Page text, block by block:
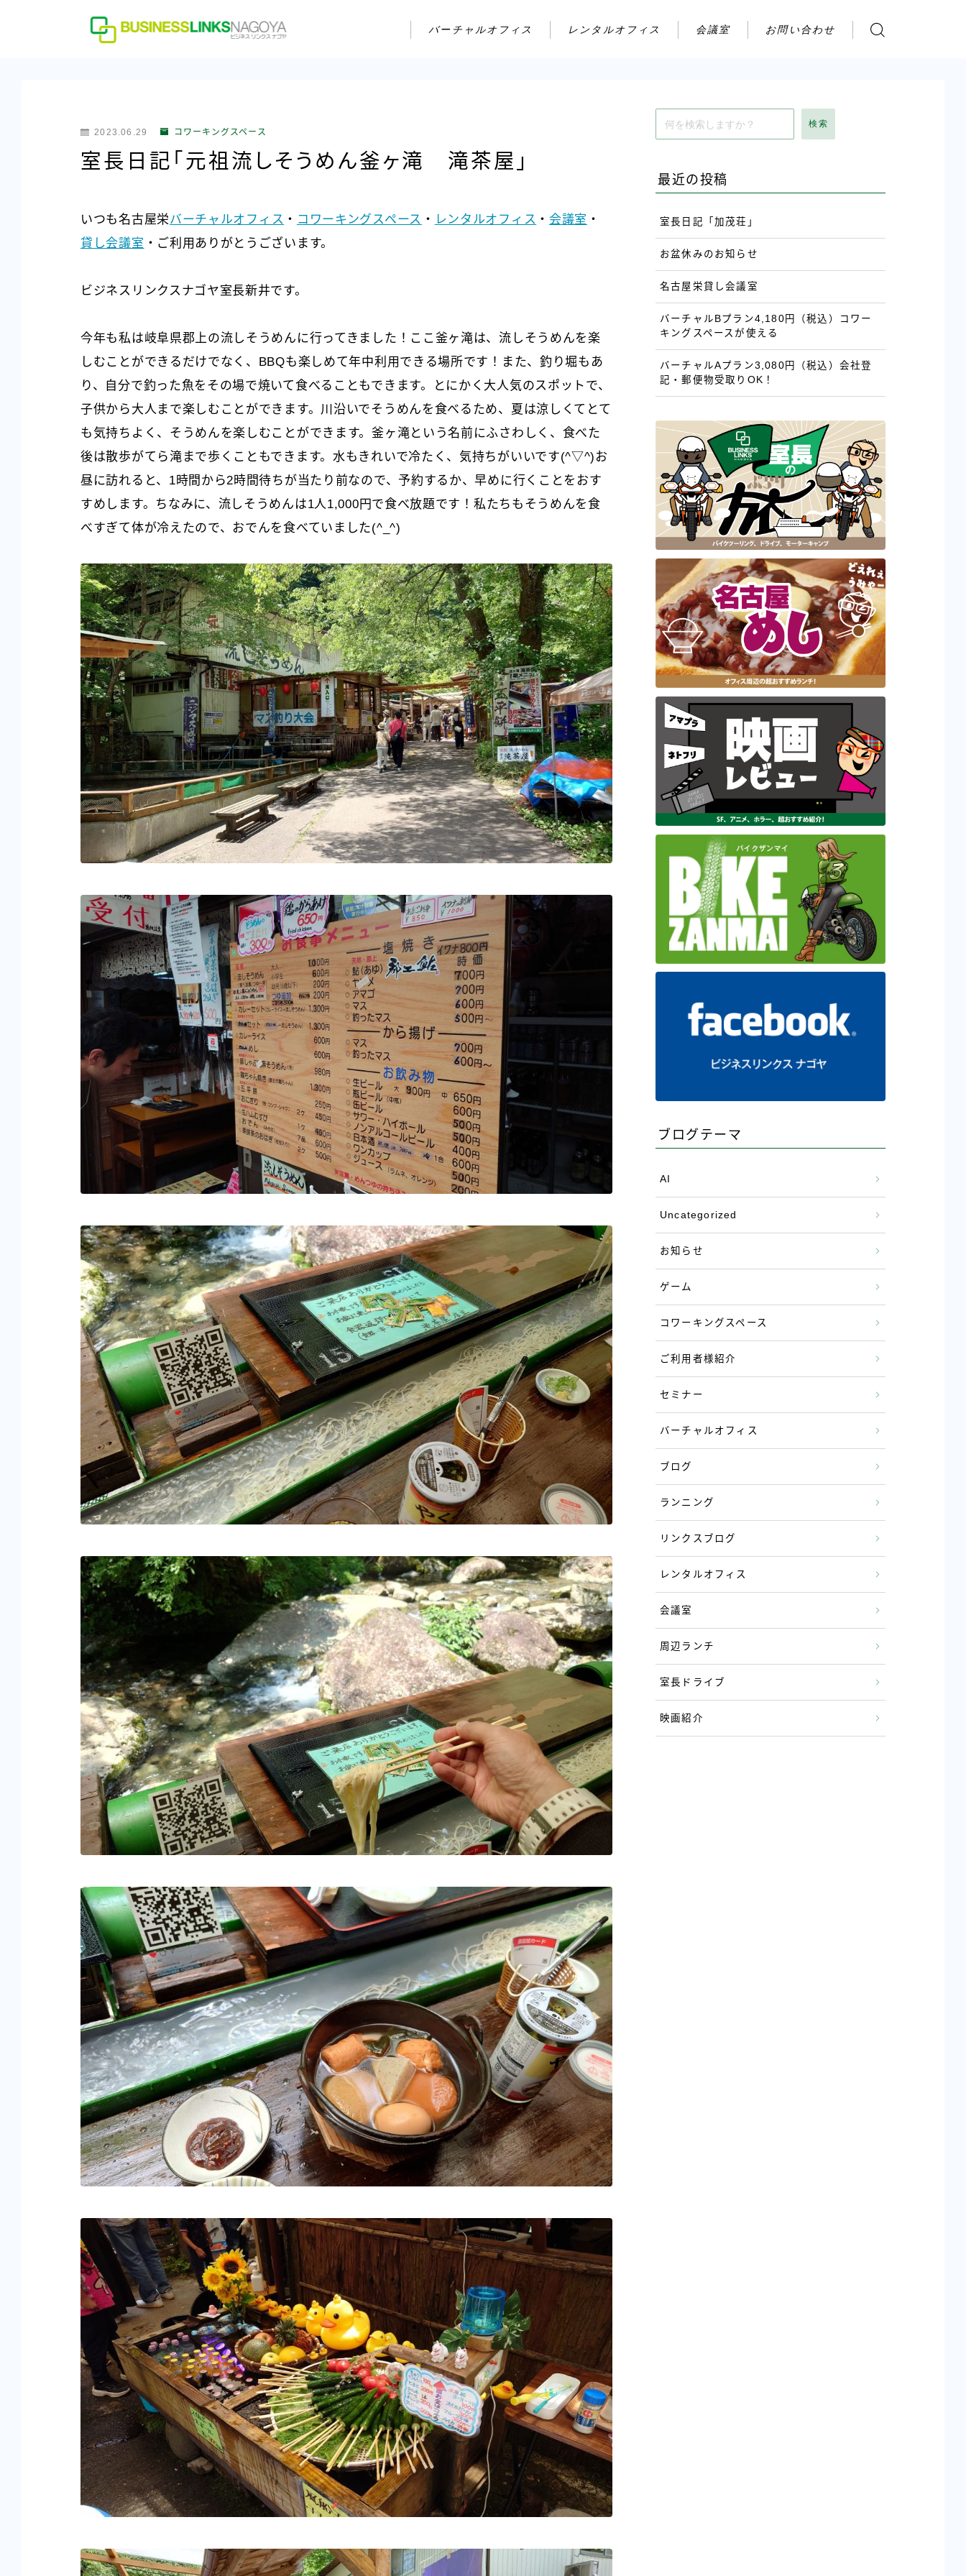
バーチャルオフィス レンタルオフィス 会議室 お問い合わせ
アクセス
2023.06.29 コワーキングスペース
室長日記「元祖流しそうめん釜ヶ滝 滝茶屋」
いつも名古屋栄バーチャルオフィス ・ コワーキングスペース ・ レンタルオフィス ・ 会議室 ・
貸し会議室 ・ご利用ありがとうございます。
ビジネスリンクスナゴヤ室長新井です。
今年も私は岐阜県郡上の流しそうめんに行ってきました！ここ釜ヶ滝は、流しそうめんを楽
しむことができるだけでなく、BBQも楽しめて年中利用できる場所です！また、釣り堀もあ
り、自分で釣った魚をその場で焼いて食べることもできます。とにかく大人気のスポットで、
子供から大人まで楽しむことができます。川沿いでそうめんを食べるため、夏は涼しくてとて
も気持ちよく、そうめんを楽しむことができます。釜ヶ滝という名前にふさわしく、食べた
後は散歩がてら滝まで歩くこともできます。水もきれいで冷たく、気持ちがいいです(^▽^)お
昼に訪れると、1時間から2時間待ちが当たり前なので、予約するか、早めに行くことをおす
すめします。ちなみに、流しそうめんは1人1,000円で食べ放題です！私たちもそうめんを食
べすぎて体が冷えたので、おでんを食べていました(^_^)
検索
最近の投稿
室長日記「加茂荘」
お盆休みのお知らせ
名古屋栄貸し会議室
バーチャルBプラン4,180円（税込）コワー
キングスペースが使える
バーチャルAプラン3,080円（税込）会社登
記・郵便物受取りOK！
ブログテーマ
AI
Uncategorized
お知らせ
ゲーム
コワーキングスペース
ご利用者様紹介
セミナー
バーチャルオフィス
ブログ
ランニング
リンクスブログ
レンタルオフィス
会議室
周辺ランチ
室長ドライブ
映画紹介